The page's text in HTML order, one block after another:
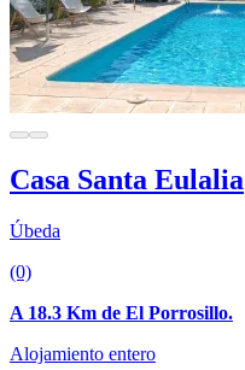
Casa Santa Eulalia
Úbeda
(0)
A 18.3 Km de El Porrosillo.
Alojamiento entero